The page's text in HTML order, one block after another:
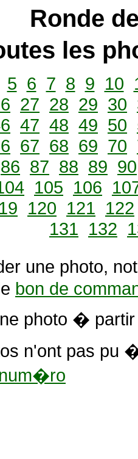
Ronde
les
5 6 7 8 9 10
27 28 29 30
47 48 49 50
67 68 69 70
86 87 88 89 90
105 106
120 121 122
131 132
une photo,
bon de
photo �
n'ont pas